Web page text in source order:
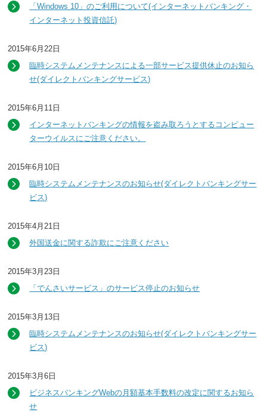
「Windows 10」のご利用について(インターネットバンキング・
インターネット投資信託)
2015年6月22日
臨時システムメンテナンスによる一部サービス提供休止のお知ら
せ(ダイレクトバンキングサービス)
2015年6月11日
インターネットバンキングの情報を盗み取ろうとするコンピュー
ターウイルスにご注意ください。
2015年6月10日
臨時システムメンテナンスのお知らせ(ダイレクトバンキングサー
ビス)
2015年4月21日
外国送金に関する詐欺にご注意ください
2015年3月23日
「でんさいサービス」のサービス停止のお知らせ
2015年3月13日
臨時システムメンテナンスのお知らせ(ダイレクトバンキングサー
ビス)
2015年3月6日
ビジネスバンキングWebの月額基本手数料の改定に関するお知ら
せ